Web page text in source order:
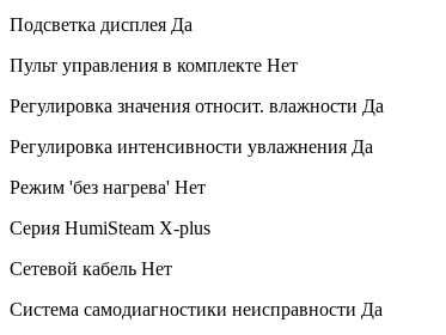
Подсветка дисплея Да
Пульт управления в комплекте Нет
Регулировка значения относит. влажности Да
Регулировка интенсивности увлажнения Да
Режим 'без нагрева' Нет
Серия HumiSteam X-plus
Сетевой кабель Нет
Система самодиагностики неисправности Да